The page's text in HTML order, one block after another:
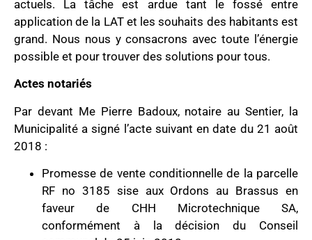
actuels. La tâche est ardue tant le fossé entre
application de la LAT et les souhaits des habitants est
grand. Nous nous y consacrons avec toute l’énergie
possible et pour trouver des solutions pour tous.
Actes notariés
Par devant Me Pierre Badoux, notaire au Sentier, la
Municipalité a signé l’acte suivant en date du 21 août
2018 :
Promesse de vente conditionnelle de la parcelle
RF no 3185 sise aux Ordons au Brassus en
faveur de CHH Microtechnique SA,
conformément à la décision du Conseil